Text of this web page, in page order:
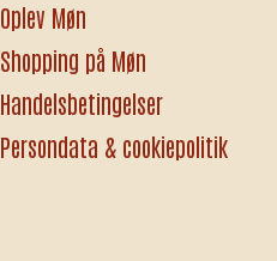
Oplev Møn
Shopping på Møn
Handelsbetingelser
Persondata & cookiepolitik